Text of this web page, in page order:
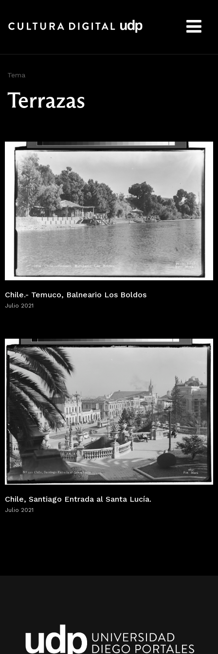
Tema
Terrazas
Chile.- Temuco, Balneario Los Boldos
Julio 2021
Chile, Santiago Entrada al Santa Lucía.
Julio 2021